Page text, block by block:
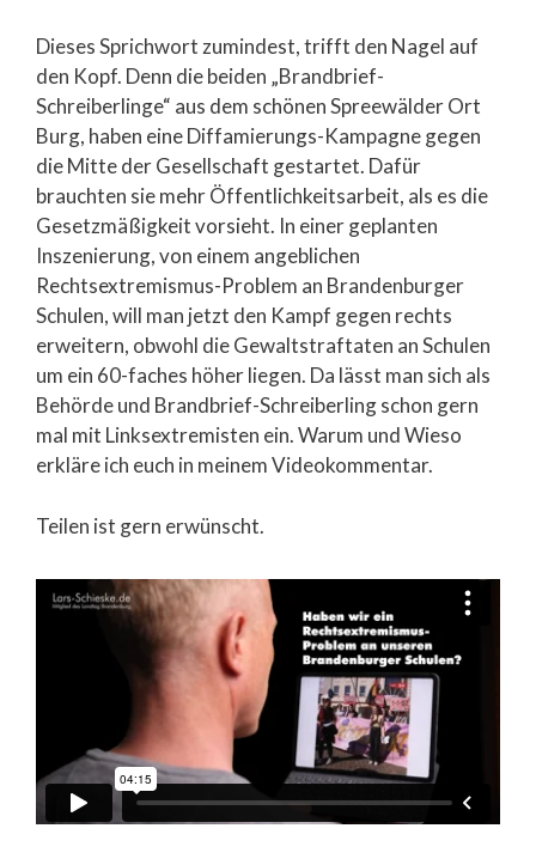
Dieses Sprichwort zumindest, trifft den Nagel auf
den Kopf. Denn die beiden „Brandbrief-
Schreiberlinge“ aus dem schönen Spreewälder Ort
Burg, haben eine Diffamierungs-Kampagne gegen
die Mitte der Gesellschaft gestartet. Dafür
brauchten sie mehr Öffentlichkeitsarbeit, als es die
Gesetzmäßigkeit vorsieht. In einer geplanten
Inszenierung, von einem angeblichen
Rechtsextremismus-Problem an Brandenburger
Schulen, will man jetzt den Kampf gegen rechts
erweitern, obwohl die Gewaltstraftaten an Schulen
um ein 60-faches höher liegen. Da lässt man sich als
Behörde und Brandbrief-Schreiberling schon gern
mal mit Linksextremisten ein. Warum und Wieso
erkläre ich euch in meinem Videokommentar.
Teilen ist gern erwünscht.